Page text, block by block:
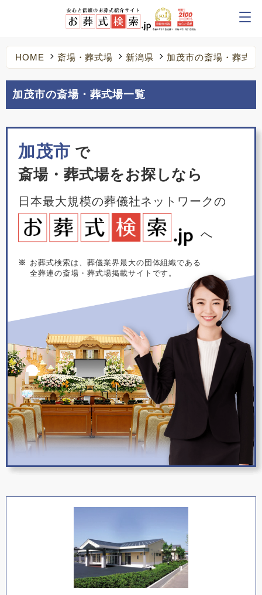
HOME 斎場・葬式場 新潟県 加茂市の斎場・葬式場
加茂市の斎場・葬式場一覧
加茂市 で
斎場・葬式場をお探しなら
日本最大規模の葬儀社ネットワークの
へ
※
お葬式検索は、葬儀業界最大の団体組織である
全葬連の斎場・葬式場掲載サイトです。